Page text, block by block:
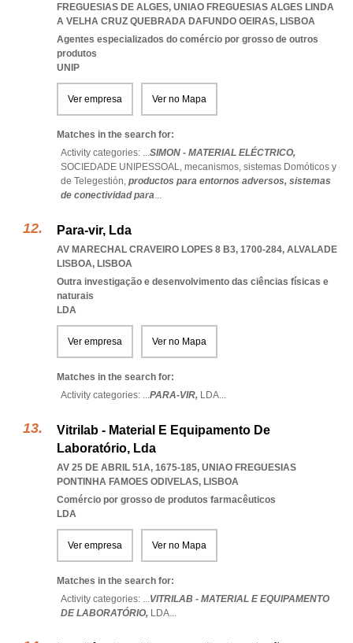
FREGUESIAS DE ALGES, UNIAO FREGUESIAS ALGES LINDA
A VELHA CRUZ QUEBRADA DAFUNDO OEIRAS, LISBOA
Agentes especializados do comércio por grosso de outros
produtos
UNIP
Ver empresa Ver no Mapa
Matches in the search for:
Activity categories: ...SIMON - MATERIAL ELÉCTRICO,
SOCIEDADE UNIPESSOAL, mecanismos, sistemas Domóticos y
de Telegestión, productos para entornos adversos, sistemas
de conectividad para...
Para-vir, Lda
AV MARECHAL CRAVEIRO LOPES 8 B3, 1700-284, ALVALADE
LISBOA, LISBOA
Outra investigação e desenvolvimento das ciências físicas e
naturais
LDA
Ver empresa Ver no Mapa
Matches in the search for:
Activity categories: ...PARA-VIR, LDA...
Vitrilab - Material E Equipamento De
Laboratório, Lda
AV 25 DE ABRIL 51A, 1675-185, UNIAO FREGUESIAS
PONTINHA FAMOES ODIVELAS, LISBOA
Comércio por grosso de produtos farmacêuticos
LDA
Ver empresa Ver no Mapa
Matches in the search for:
Activity categories: ...VITRILAB - MATERIAL E EQUIPAMENTO
DE LABORATÓRIO, LDA...